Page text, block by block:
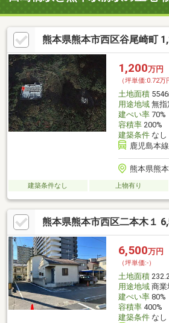
熊本県熊本市西区谷尾崎町
1,200万円
（坪単価:0.72万
土地面積
用途地域無指
建ぺい率70%
容積率200%
建築条件なし
鹿児島本
熊本県熊
建築条件なし 上物有り
熊本県熊本市西区二本木１
6,500万円
（坪単価:-）
土地面積
用途地域商業
建ぺい率80%
容積率400%
建築条件なし